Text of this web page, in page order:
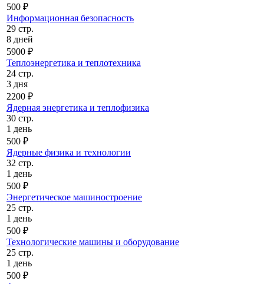
500 ₽
Информационная безопасность
29 стр.
8 дней
5900 ₽
Теплоэнергетика и теплотехника
24 стр.
3 дня
2200 ₽
Ядерная энергетика и теплофизика
30 стр.
1 день
500 ₽
Ядерные физика и технологии
32 стр.
1 день
500 ₽
Энергетическое машиностроение
25 стр.
1 день
500 ₽
Технологические машины и оборудование
25 стр.
1 день
500 ₽